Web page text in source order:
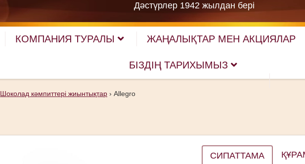
Дәстүрлер 1942 жылдан берi
КОМПАНИЯ ТУРАЛЫ ЖАҢАЛЫҚТАР МЕН АКЦИЯЛАР
БІЗДІҢ ТАРИХЫМЫЗ
Шоколад кәмпиттерi жиынтықтар › Allegro
СИПАТТАМА